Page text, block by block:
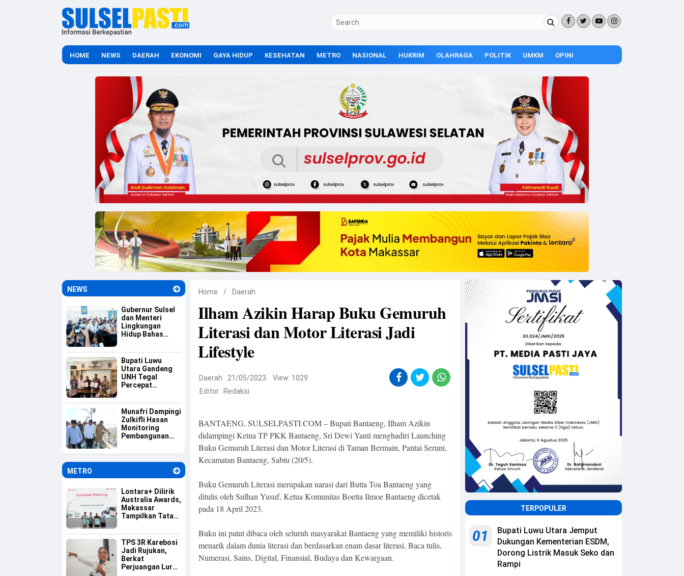
HOME NEWS DAERAH EKONOMI GAYA HIDUP KESEHATAN METRO NASIONAL HUKRIM OLAHRAGA POLITIK UMKM OPINI
NEWS
Gubernur Sulsel
dan Menteri
Lingkungan
Hidup Bahas
Mamminasata
Bupati Luwu
Utara Gandeng
UNH Tegal
Percepat
Perguruan Tinggi
di Luwu Utara
Munafri Dampingi
Zulkifli Hasan
Monitoring
Pembangunan
Merah Putih
Untia
METRO
Lontara+ Dilirik
Australia Awards,
Makassar
Tampilkan Tata
Pemerintahan
Berbasis Digital
TPS 3R Karebosi
Jadi Rujukan,
Berkat
Perjuangan Lurah
Home / Daerah
Ilham Azikin Harap Buku Gemuruh
Literasi dan Motor Literasi Jadi
Lifestyle
Daerah 21/05/2023
View: 1029
Editor : Redaksi
BANTAENG, SULSELPASTI.COM – Bupati Bantaeng, Ilham Azikin
didampingi Ketua TP PKK Bantaeng, Sri Dewi Yanti menghadiri Launching
Buku Gemuruh Literasi dan Motor Literasi di Taman Bermain, Pantai Seruni,
Kecamatan Bantaeng, Sabtu (20/5).
Buku Gemuruh Literasi merupakan narasi dari Butta Toa Bantaeng yang
ditulis oleh Sulhan Yusuf, Ketua Komunitas Boetta Ilmoe Bantaeng dicetak
pada 18 April 2023.
Buku ini patut dibaca oleh seluruh masyarakat Bantaeng yang memiliki historis
menarik dalam dunia literasi dan berdasarkan enam dasar literasi, Baca tulis,
Numerasi, Sains, Digital, Finansial, Budaya dan Kewargaan.
TERPOPULER
01
Bupati Luwu Utara Jemput
Dukungan Kementerian ESDM,
Dorong Listrik Masuk Seko dan
Rampi